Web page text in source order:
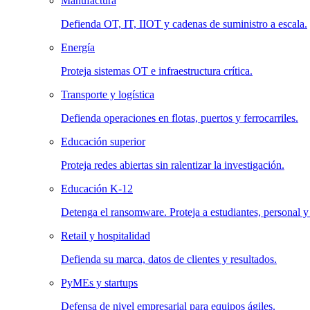
Defienda OT, IT, IIOT y cadenas de suministro a escala.
Energía
Proteja sistemas OT e infraestructura crítica.
Transporte y logística
Defienda operaciones en flotas, puertos y ferrocarriles.
Educación superior
Proteja redes abiertas sin ralentizar la investigación.
Educación K-12
Detenga el ransomware. Proteja a estudiantes, personal y
Retail y hospitalidad
Defienda su marca, datos de clientes y resultados.
PyMEs y startups
Defensa de nivel empresarial para equipos ágiles.